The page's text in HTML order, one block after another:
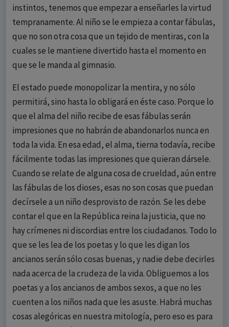
instintos, tenemos que empezar a enseñarles la virtud
tempranamente. Al niño se le empieza a contar fábulas,
que no son otra cosa que un tejido de mentiras, con la
cuales se le mantiene divertido hasta el momento en
que se le manda al gimnasio.
El estado puede monopolizar la mentira, y no sólo
permitirá, sino hasta lo obligará en éste caso. Porque lo
que el alma del niño recibe de esas fábulas serán
impresiones que no habrán de abandonarlos nunca en
toda la vida. En esa edad, el alma, tierna todavía, recibe
fácilmente todas las impresiones que quieran dársele.
Cuando se relate de alguna cosa de crueldad, aún entre
las fábulas de los dioses, esas no son cosas que puedan
decírsele a un niño desprovisto de razón. Se les debe
contar el que en la República reina la justicia, que no
hay crímenes ni discordias entre los ciudadanos. Todo lo
que se les lea de los poetas y lo que les digan los
ancianos serán sólo cosas buenas, y nadie debe decirles
nada acerca de la crudeza de la vida. Obliguemos a los
poetas y a los ancianos de ambos sexos, a que no les
cuenten a los niños nada que les asuste. Habrá muchas
cosas alegóricas en nuestra mitología, pero eso es para